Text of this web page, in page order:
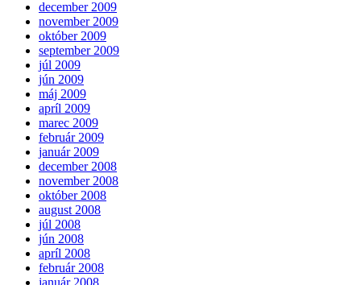
december 2009
november 2009
október 2009
september 2009
júl 2009
jún 2009
máj 2009
apríl 2009
marec 2009
február 2009
január 2009
december 2008
november 2008
október 2008
august 2008
júl 2008
jún 2008
apríl 2008
február 2008